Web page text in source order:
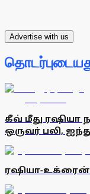
Advertise with us
கீவ் மீது ரஷியா
ஒருவர் பலி,
ரஷியா-